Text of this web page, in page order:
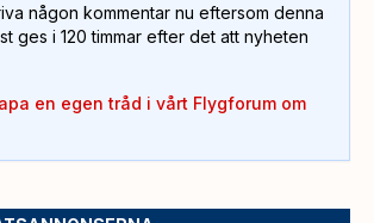
någon kommentar nu eftersom denna
ges i 120 timmar efter det att nyheten
en egen tråd i vårt Flygforum om